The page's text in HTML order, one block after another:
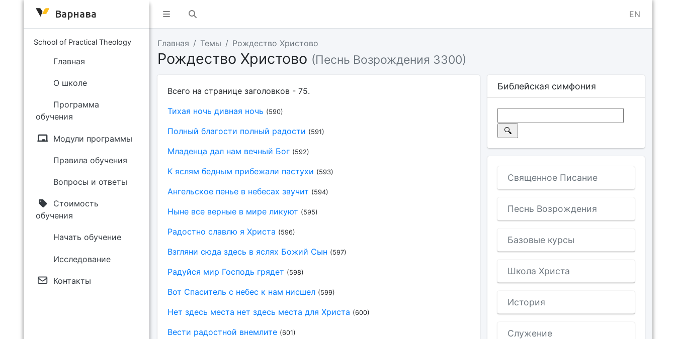
EN
Варнава
School of Practical Theology
Главная
О школе
Программа
обучения
Модули программы
Правила обучения
Вопросы и ответы
Стоимость
обучения
Начать обучение
Исследование
Контакты
Главная Темы Рождество Христово
Рождество Христово (Песнь Возрождения 3300)
Всего на странице заголовков - 75.
Тихая ночь дивная ночь (590)
Полный благости полный радости (591)
Младенца дал нам вечный Бог (592)
К яслям бедным прибежали пастухи (593)
Ангельское пенье в небесах звучит (594)
Ныне все верные в мире ликуют (595)
Радостно славлю я Христа (596)
Взгляни сюда здесь в яслях Божий Сын (597)
Радуйся мир Господь грядет (598)
Вот Спаситель с небес к нам нисшел (599)
Нет здесь места нет здесь места для Христа (600)
Вести радостной внемлите (601)
Библейская симфония
Священное Писание
Песнь Возрождения
Базовые курсы
Школа Христа
История
Служение